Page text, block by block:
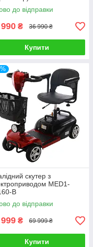
до відправки
₴ 36 990 ₴
Купити
скутер з
MED1-
B
до відправки
₴ 69 999 ₴
Купити